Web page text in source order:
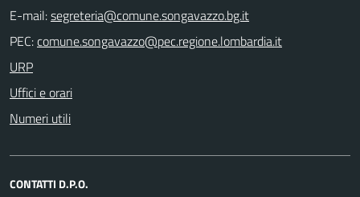
E-mail:
PEC:
URP
Uffici e orari
Numeri utili
CONTATTI D.P.O.